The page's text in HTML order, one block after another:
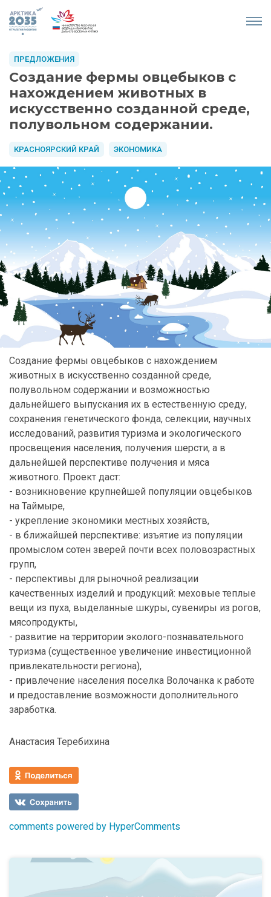
Создание фермы овцебыков с
нахождением животных в
искусственно созданной среде,
полувольном содержании.
КРАСНОЯРСКИЙ КРАЙ ЭКОНОМИКА
ПРЕДЛОЖЕНИЯ
Создание фермы овцебыков с нахождением
животных в искусственно созданной среде,
полувольном содержании и возможностью
дальнейшего выпускания их в естественную среду,
сохранения генетического фонда, селекции, научных
исследований, развития туризма и экологического
просвещения населения, получения шерсти, а в
дальнейшей перспективе получения и мяса
животного. Проект даст:
- возникновение крупнейшей популяции овцебыков
на Таймыре,
- укрепление экономики местных хозяйств,
- в ближайшей перспективе: изъятие из популяции
промыслом сотен зверей почти всех половозрастных
групп,
- перспективы для рыночной реализации
качественных изделий и продукций: меховые теплые
вещи из пуха, выделанные шкуры, сувениры из рогов,
мясопродукты,
- развитие на территории эколого-познавательного
туризма (существенное увеличение инвестиционной
привлекательности региона),
- привлечение населения поселка Волочанка к работе
и предоставление возможности дополнительного
заработка.
Анастасия Теребихина
comments powered by HyperComments